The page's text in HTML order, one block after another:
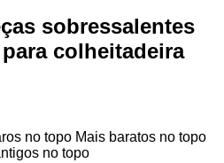
sobressalentes
colheitadeira
no topo Mais baratos no topo
no topo